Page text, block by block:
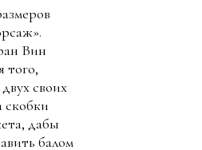
Вин
того,
своих
скобки
дабы
балом